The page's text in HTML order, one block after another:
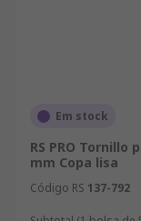
Em stock
RS PRO Tornillo
mm Copa lisa
Código RS 137-792